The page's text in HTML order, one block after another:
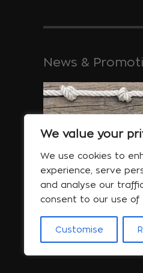
We value your
We use cookies to
experience, serve
and analyse our
consent to our use of
Customise
News &
Ειδικές Προσφορές
Περισσότερα....